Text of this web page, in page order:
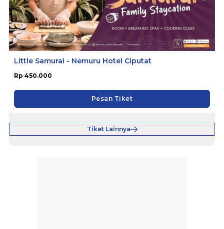
Little Samurai - Nemuru Hotel Ciputat
Rp 450.000
Pesan Tiket
Tiket Lainnya